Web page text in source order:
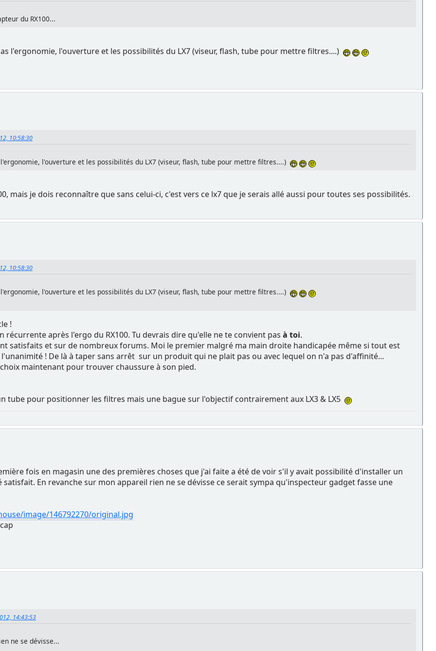
du RX100...
l'ergonomie, l'ouverture et les possibilités du LX7 (viseur, flash, tube pour mettre filtres....)
10:58:30
l'ouverture et les possibilités du LX7 (viseur, flash, tube pour mettre filtres....)
mais je dois reconnaître que sans celui-ci, c'est vers ce lx7 que je serais allé aussi pour toutes ses possibilités.
10:58:30
l'ouverture et les possibilités du LX7 (viseur, flash, tube pour mettre filtres....)
!
récurrente après l'ergo du RX100. Tu devrais dire qu'elle ne te convient pas à toi.
satisfaits et sur de nombreux forums. Moi le premier malgré ma main droite handicapée même si tout est
! De là à taper sans arrêt sur un produit qui ne plait pas ou avec lequel on n'a pas d'affinité...
maintenant pour trouver chaussure à son pied.
tube pour positionner les filtres mais une bague sur l'objectif contrairement aux LX3 & LX5
fois en magasin une des premières choses que j'ai faite a été de voir s'il y avait possibilité d'installer un
En revanche sur mon appareil rien ne se dévisse ce serait sympa qu'inspecteur gadget fasse une
image/146792270/original.jpg
14:43:53
ne se dévisse...